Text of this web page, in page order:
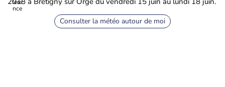
Consulter la météo autour de moi